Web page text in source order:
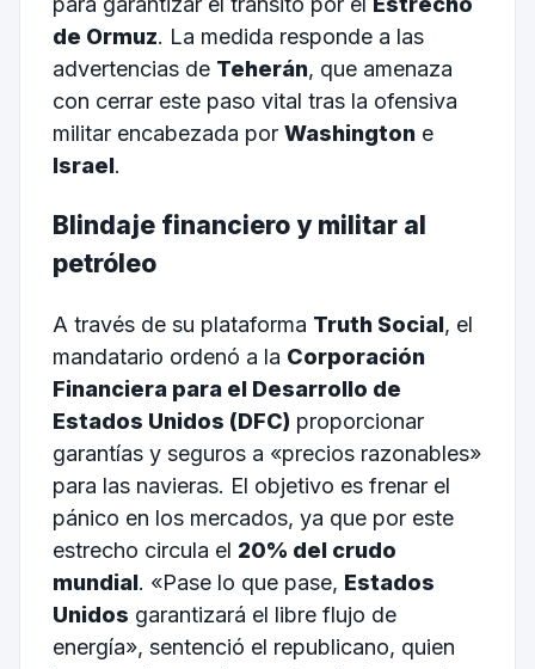
de Ormuz. La medida responde a las
advertencias de Teherán, que amenaza
con cerrar este paso vital tras la ofensiva
militar encabezada por Washingtone
Israel.
Blindaje financiero y militar al
petróleo
A través de su plataforma Truth Social, el
mandatario ordenó a la Corporación
Financiera para el Desarrollo de
Estados Unidos (DFC)proporcionar
garantías y seguros a «precios razonables»
para las navieras. El objetivo es frenar el
pánico en los mercados, ya que por este
estrecho circula el 20% del crudo
mundial. «Pase lo que pase, Estados
Unidos garantizará el libre flujo de
energía», sentenció el republicano, quien